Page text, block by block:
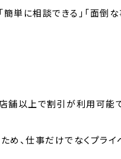
単に相談できる」「面倒
舗以上で割引が利用可能で
め、仕事だけでなくプライ